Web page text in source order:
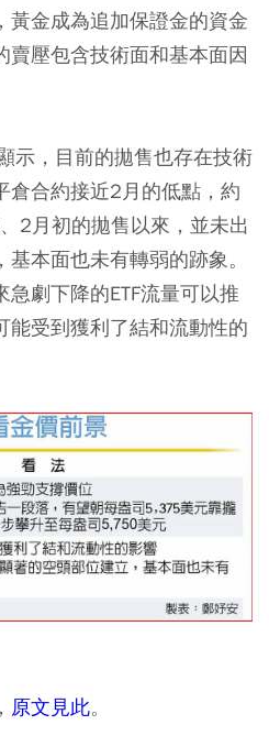
黃金成為追加保證金的資金
賣壓包含技術面和基本面因
示，目前的拋售也存在技術
倉合約接近2月的低點，約
2月初的拋售以來，並未出
本面也未有轉弱的跡象。
劇下降的ETF流量可以推
能受到獲利了結和流動性的
原文見此。